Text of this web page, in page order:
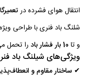
انتقال هوای فشرده در
شلنگ باد فنری با طراحی
و تا 10 بار فشار باد را تحمل
ویژگی‌های شیلنگ باد فنری 5 متری
✔ ساختار مقاوم و